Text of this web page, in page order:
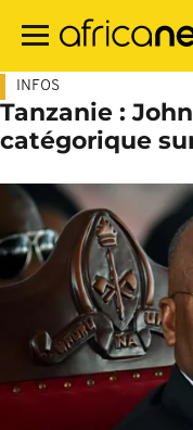
contenu
INFOS
Tanzanie :
catégorique